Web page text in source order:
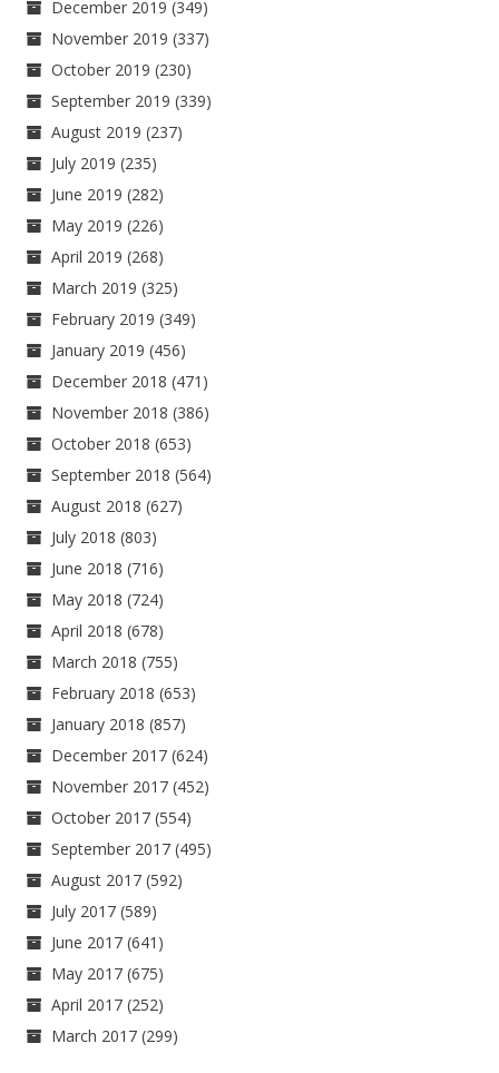
December 2019 (349)
November 2019 (337)
October 2019 (230)
September 2019 (339)
August 2019 (237)
July 2019 (235)
June 2019 (282)
May 2019 (226)
April 2019 (268)
March 2019 (325)
February 2019 (349)
January 2019 (456)
December 2018 (471)
November 2018 (386)
October 2018 (653)
September 2018 (564)
August 2018 (627)
July 2018 (803)
June 2018 (716)
May 2018 (724)
April 2018 (678)
March 2018 (755)
February 2018 (653)
January 2018 (857)
December 2017 (624)
November 2017 (452)
October 2017 (554)
September 2017 (495)
August 2017 (592)
July 2017 (589)
June 2017 (641)
May 2017 (675)
April 2017 (252)
March 2017 (299)